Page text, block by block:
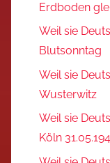
Erdboden
Weil sie
Blutsonntag
Weil sie
Wusterwitz
Weil sie
Köln